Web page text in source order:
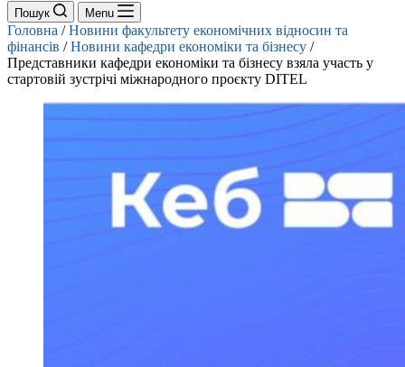
Пошук Menu
Головна /Новини факультету економічних відносин та
фінансів /Новини кафедри економіки та бізнесу /
Представники кафедри економіки та бізнесу взяла участь у
стартовій зустрічі міжнародного проєкту DITEL